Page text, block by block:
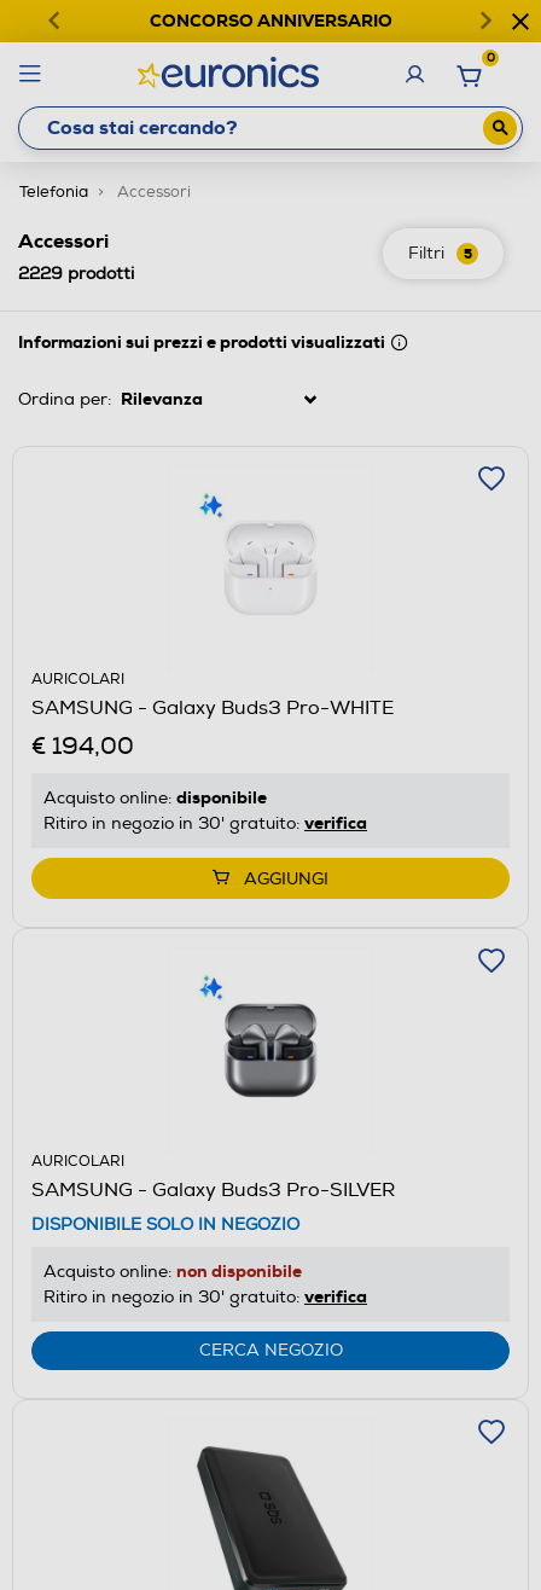
CONCORSO ANNIVERSARIO
0
Telefonia Accessori
Filtri 5
Accessori
2229 prodotti
Informazioni sui prezzi e prodotti visualizzati
Ordina per:
AURICOLARI
SAMSUNG - Galaxy Buds3 Pro-WHITE
€ 194,00
Acquisto online: disponibile
Ritiro in negozio in 30' gratuito: verifica
AGGIUNGI
AURICOLARI
SAMSUNG - Galaxy Buds3 Pro-SILVER
DISPONIBILE SOLO IN NEGOZIO
Acquisto online: non disponibile
Ritiro in negozio in 30' gratuito: verifica
CERCA NEGOZIO